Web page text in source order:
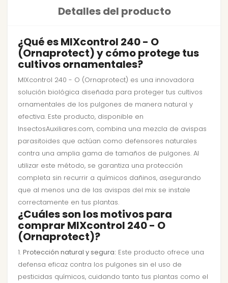
Detalles del producto
¿Qué es MIXcontrol 240 - O
(Ornaprotect) y cómo protege tus
cultivos ornamentales?
MIXcontrol 240 - O (Ornaprotect) es una innovadora
solución biológica diseñada para proteger tus cultivos
ornamentales de los pulgones de manera natural y
efectiva. Este producto, disponible en
InsectosAuxiliares.com, combina una mezcla de avispas
parasitoides que actúan como defensores naturales
contra una amplia gama de tamaños de pulgones. Al
utilizar este método, se garantiza una protección
completa sin recurrir a químicos dañinos, asegurando
que al menos una de las avispas del mix se instale
correctamente en tus plantas.
¿Cuáles son los motivos para
comprar MIXcontrol 240 - O
(Ornaprotect)?
1. Protección natural y segura: Este producto ofrece una
defensa eficaz contra los pulgones sin el uso de
pesticidas químicos, cuidando tanto tus plantas como el